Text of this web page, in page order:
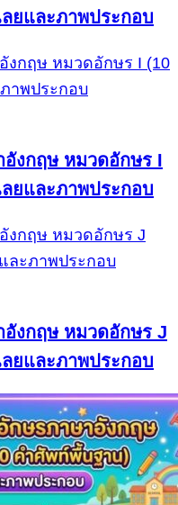
ยและภาพประกอบ
งกฤษ หมวดอักษร I
ยและภาพประกอบ
งกฤษ หมวดอักษร J
ยและภาพประกอบ